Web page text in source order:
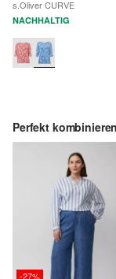
s.Oliver CURVE
NACHHALTIG
Perfekt kombinieren
-27%